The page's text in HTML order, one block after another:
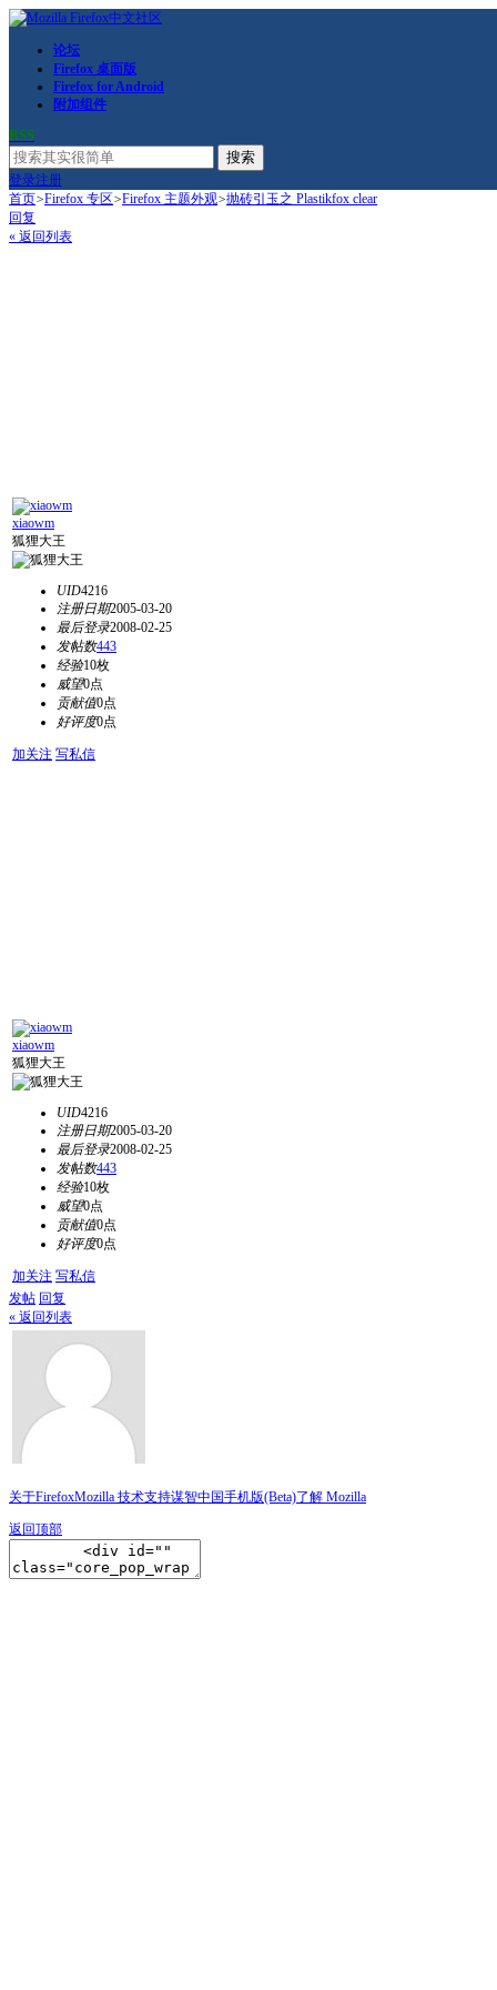
论坛
Firefox 桌面版
Firefox for Android
附加组件
RSS
搜索
登录注册
首页>Firefox 专区>Firefox 主题外观>抛砖引玉之 Plastikfox clear
回复
« 返回列表
xiaowm
狐狸大王
UID4216
注册日期2005-03-20
最后登录2008-02-25
发帖数443
经验10枚
威望0点
贡献值0点
好评度0点
加关注 写私信
xiaowm
狐狸大王
UID4216
注册日期2005-03-20
最后登录2008-02-25
发帖数443
经验10枚
威望0点
贡献值0点
好评度0点
加关注 写私信
发帖 回复
« 返回列表
关于FirefoxMozilla 技术支持谋智中国手机版(Beta)了解 Mozilla
返回顶部